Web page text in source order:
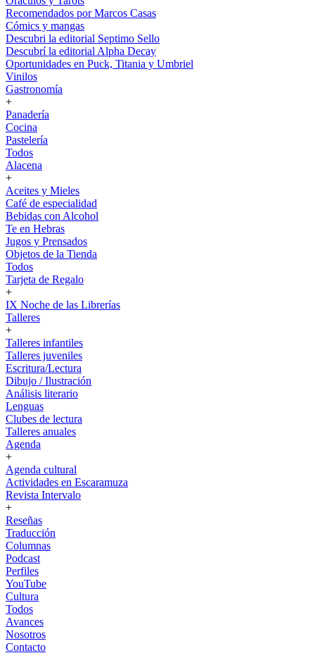
Recomendados por Marcos Casas
Cómics y mangas
Descubri la editorial Septimo Sello
Descubrí la editorial Alpha Decay
Oportunidades en Puck, Titania y Umbriel
Vinilos
Gastronomía
+
Panadería
Cocina
Pastelería
Todos
Alacena
+
Aceites y Mieles
Café de especialidad
Bebidas con Alcohol
Te en Hebras
Jugos y Prensados
Objetos de la Tienda
Todos
Tarjeta de Regalo
+
IX Noche de las Librerías
Talleres
+
Talleres infantiles
Talleres juveniles
Escritura/Lectura
Dibujo / Ilustración
Análisis literario
Lenguas
Clubes de lectura
Talleres anuales
Agenda
+
Agenda cultural
Actividades en Escaramuza
Revista Intervalo
+
Reseñas
Traducción
Columnas
Podcast
Perfiles
YouTube
Cultura
Todos
Avances
Nosotros
Contacto